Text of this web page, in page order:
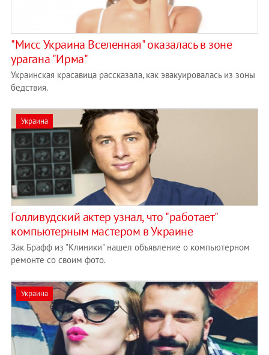
"Мисс Украина Вселенная" оказалась в зоне
урагана "Ирма"
Украинская красавица рассказала, как эвакуировалась из зоны
бедствия.
Украина
Голливудский актер узнал, что "работает"
компьютерным мастером в Украине
Зак Брафф из "Клиники" нашел объявление о компьютерном
ремонте со своим фото.
Украина